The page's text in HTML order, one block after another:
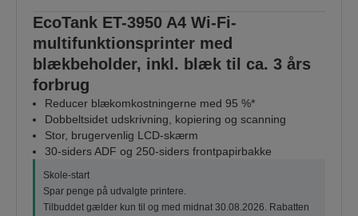
EcoTank ET-3950 A4 Wi-Fi-
multifunktionsprinter med
blækbeholder, inkl. blæk til ca. 3 års
forbrug
Reducer blækomkostningerne med 95 %*
Dobbeltsidet udskrivning, kopiering og scanning
Stor, brugervenlig LCD-skærm
30-siders ADF og 250-siders frontpapirbakke
Skole-start
Spar penge på udvalgte printere.
Tilbuddet gælder kun til og med midnat 30.08.2026. Rabatten